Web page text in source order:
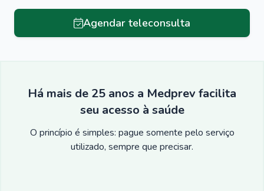
Agendar teleconsulta
Há mais de 25 anos a Medprev facilita
seu acesso à saúde
O princípio é simples: pague somente pelo serviço
utilizado, sempre que precisar.